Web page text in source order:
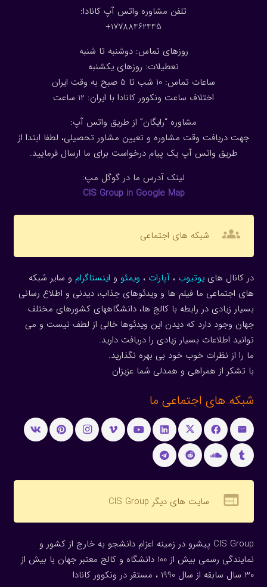
تلفن مشاوره واتس آپ کانادا:
17788462445+
روزهای تماس: دوشنبه تا شنبه
تعطیلات: روزهای یکشنبه
ساعات تماس: 10 شب تا 5 صبح به وقت ایران
اختلاف ساعت ونکوور کانادا با ایران: 1 2 ساعت
مشاوره “رایگان” از طریق واتس آپ:
جهت دریافت وقت مشاوره و تعیین مشاور تحصیلی، لطفا ابتدا از
طریق واتس آپ یک پیام درخواست برای ما ارسال فرمایید.
لینک آدرس ما در گوگل مپ:
CIS Group in Google Map
groups شبکه های اجتماعی
در کانال هاییوتیوب ، آپارات ، ویمئو و اینستاگرام و سایر شبکه
های اجتماعی ما فیلم ها و ویدئوهای جذاب، دیدنی و اطلاع رسانی
بسیار زیادی در رابطه با کالج ها، دانشگاههای کشورهای مختلف
جهان وجود دارد که دیدن این ویدئوها خالی از لطف نیست و می
توانید اطلاعات بسیار زیادی را دریافت دارید.
ما را از نظرات خوب خود بی بهره نگذارید.
با تشکر از همراهی و همدلی شما عزیزان
شبکه های اجتماعی ما
web سایت های دیگر CIS Group
CIS Group پیشرو در زمینه اعزام دانشجو به خارج از کشور و
نمایندگی رسمی بیش از 100 دانشگاه و کالج معتبر جهان با بیش از
30 سال سابقه از سال 1990 ، مستقر در ونکوور کانادا